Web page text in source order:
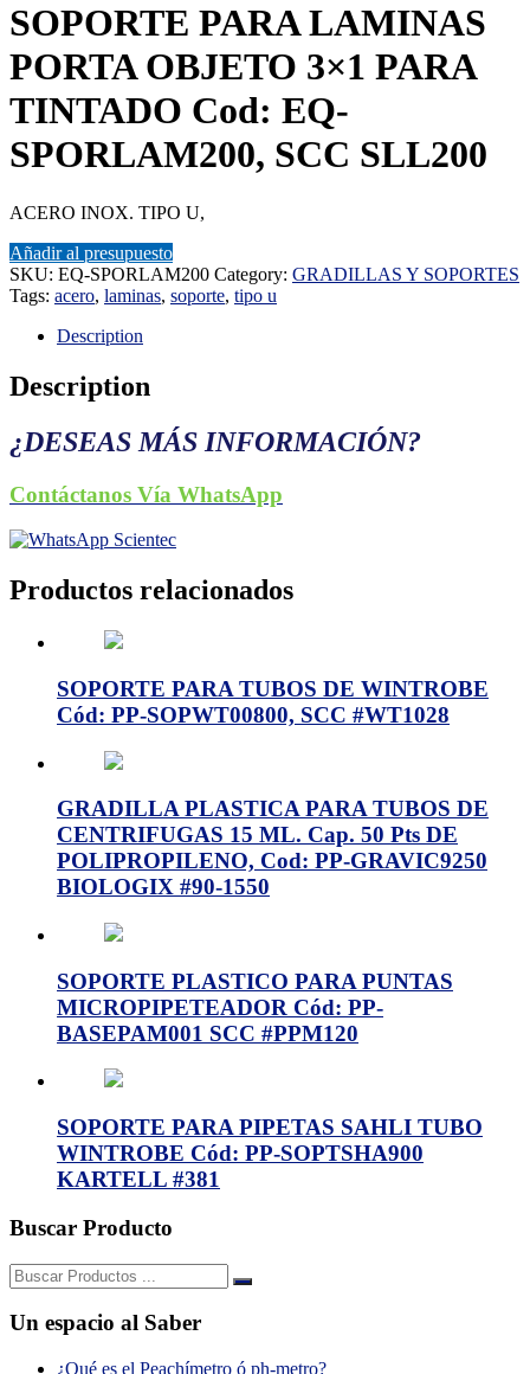
SOPORTE PARA LAMINAS
PORTA OBJETO 3×1 PARA
TINTADO Cod: EQ-
SPORLAM200, SCC SLL200
ACERO INOX. TIPO U,
Añadir al presupuesto
SKU: EQ-SPORLAM200 Category: GRADILLAS Y SOPORTES
Tags: acero, laminas, soporte, tipo u
Description
Description
¿DESEAS MÁS INFORMACIÓN?
Contáctanos Vía WhatsApp
Productos relacionados
SOPORTE PARA TUBOS DE WINTROBE
Cód: PP-SOPWT00800, SCC #WT1028
GRADILLA PLASTICA PARA TUBOS DE
CENTRIFUGAS 15 ML. Cap. 50 Pts DE
POLIPROPILENO, Cod: PP-GRAVIC9250
BIOLOGIX #90-1550
SOPORTE PLASTICO PARA PUNTAS
MICROPIPETEADOR Cód: PP-
BASEPAM001 SCC #PPM120
SOPORTE PARA PIPETAS SAHLI TUBO
WINTROBE Cód: PP-SOPTSHA900
KARTELL #381
Buscar Producto
Buscar:
Un espacio al Saber
¿Qué es el Peachímetro ó ph-metro?